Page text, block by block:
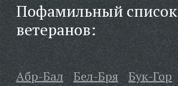
Пофамильный список
ветеранов:
Абр-Бал Бел-Бря Бук-Гор